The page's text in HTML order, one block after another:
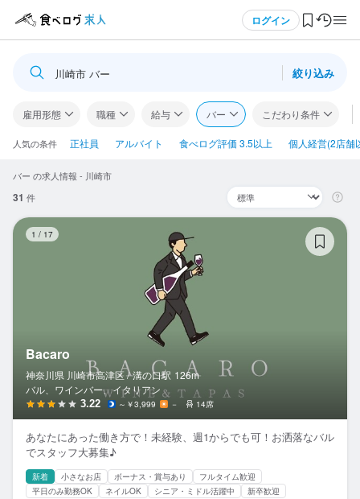
ログイン
食べログ求人TOP
求人検索
WEB履歴書
スカウト・メルマガ受信設定
ヘルプ・お問い合わせフォーム
川崎市 バー 絞り込み
雇用形態 職種 給与 バー こだわり条件
人気の条件 正社員 アルバイト 食べログ評価 3.5以上 個人経営(2店舗
バー の求人情報 - 川崎市
31 件
1 / 17
Bacaro
神奈川県 川崎市高津区 / 溝の口駅 126m
バル、ワインバー、イタリアン
3.22 ～￥3,999 － 14席
あなたにあった働き方で！未経験、週1からでも可！お洒落なバル
でスタッフ大募集♪
新着 小さなお店 ボーナス・賞与あり
フルタイム歓迎
平日のみ勤務OK
ネイルOK シニア・ミドル活躍中 新卒歓迎